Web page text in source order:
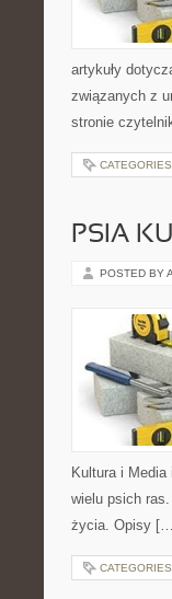
artykuły
związanych z
stronie
PSIA
POSTED BY
Kultura i
wielu psich
życia. Opisy